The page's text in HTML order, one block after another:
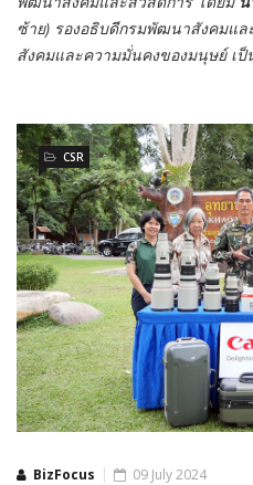
ซ้าย) รองอธิบดีกรมพัฒนาสังคมแ
สังคมและความมั่นคงของมนุษย์ เป็
BizFocus
CSR
09 July 2024